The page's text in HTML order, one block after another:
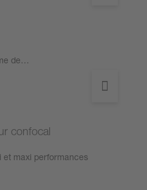
de…
confocal
et maxi performances